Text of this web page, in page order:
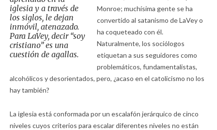
iglesia y a través de
los siglos, le dejan
inmóvil, atenazado.
Para LaVey, decir “soy
cristiano” es una
cuestión de agallas.
Monroe; muchísima gente se ha
convertido al satanismo de LaVey o
ha coqueteado con él.
Naturalmente, los sociólogos
etiquetan a sus seguidores como
problemáticos, fundamentalistas,
alcohólicos y desorientados, pero, ¿acaso en el catolicismo no los
hay también?
La iglesia está conformada por un escalafón jerárquico de cinco
niveles cuyos criterios para escalar diferentes niveles no están